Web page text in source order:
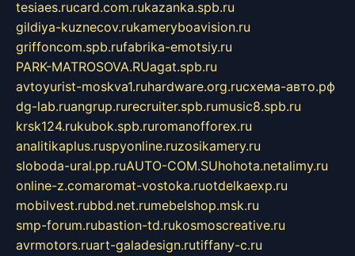
tesiaes.rucard.com.rukazanka.spb.ru
gildiya-kuznecov.rukameryboavision.ru
griffoncom.spb.rufabrika-emotsiy.ru
PARK-MATROSOVA.RUagat.spb.ru
avtoyurist-moskva1.ruhardware.org.ruсхема-авто.рф
dg-lab.ruangrup.rurecruiter.spb.rumusic8.spb.ru
krsk124.rukubok.spb.ruromanofforex.ru
analitikaplus.ruspyonline.ruzosikamery.ru
sloboda-ural.pp.ruAUTO-COM.SUhohota.netalimy.ru
online-z.comaromat-vostoka.ruotdelkaexp.ru
mobilvest.rubbd.net.rumebelshop.msk.ru
smp-forum.rubastion-td.rukosmoscreative.ru
avrmotors.ruart-galadesign.rutiffany-c.ru